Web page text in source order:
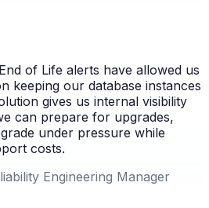
of Life alerts have allowed us
keeping our database instances
gives us internal visibility
can prepare for upgrades,
under pressure while
costs.
Engineering Manager